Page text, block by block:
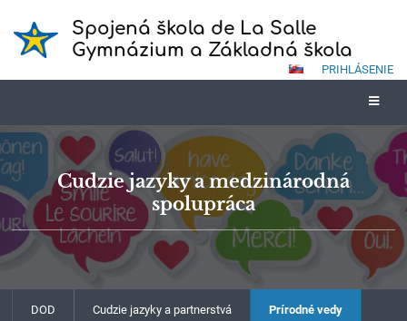
Spojená škola de La Salle
Gymnázium a Základná škola
PRIHLÁSENIE
Cudzie jazyky a medzinárodná
spolupráca
DOD Cudzie jazyky a partnerstvá Prírodné vedy